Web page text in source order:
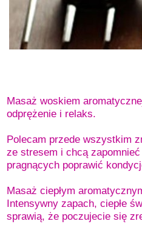
Masaż woskiem
odprężenie i relaks.
Polecam przede wszystkim
ze stresem i chcą
pragnących poprawić
Masaż ciepłym
Intensywny zapach, ciepłe
sprawią, że poczujecie się